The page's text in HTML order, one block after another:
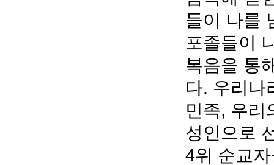
들이 나를
포졸들이
복음을 통
다. 우리나
민족, 우리
성인으로
4위 순교